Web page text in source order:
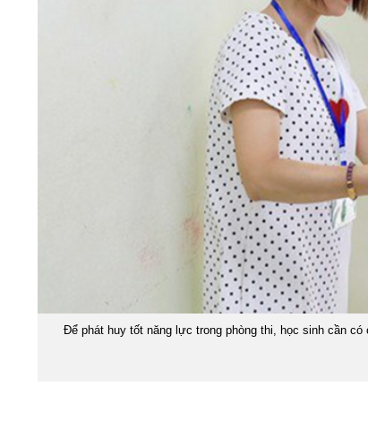
Để phát huy tốt năng lực trong phòng thi, học sinh cần